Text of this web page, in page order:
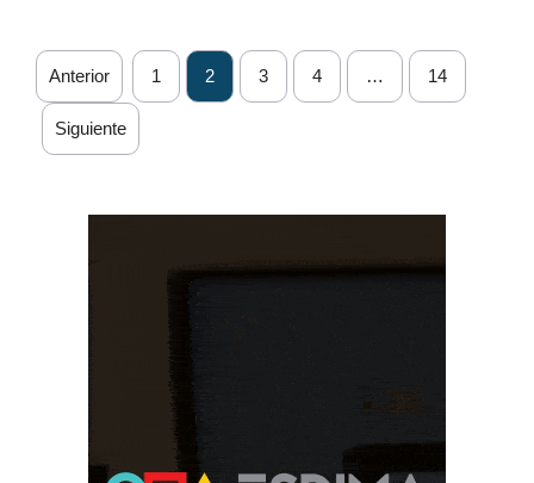
Anterior 1 2 3 4 … 14
Siguiente